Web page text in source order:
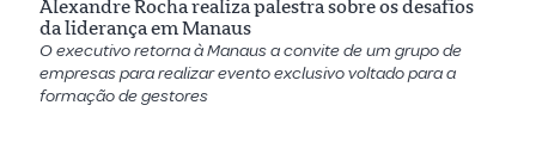
Alexandre Rocha realiza palestra sobre os desafios
da liderança em Manaus
O executivo retorna à Manaus a convite de um grupo de
empresas para realizar evento exclusivo voltado para a
formação de gestores